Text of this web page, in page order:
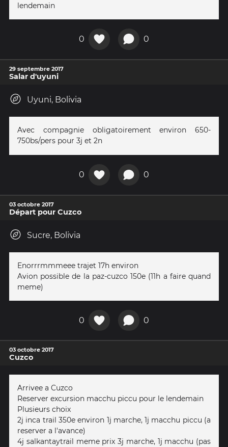
lendemain
0 0
29 septembre 2017
Salar d'uyuni
Uyuni, Bolivia
Avec compagnie obligatoirement environ 650-
750bs/pers pour 3j et 2n
0 0
03 octobre 2017
Départ pour Cuzco
Sucre, Bolivia
Enorrrmmmeee trajet 17h environ
Avion possible de la paz-cuzco 150e (11h a faire quand
meme)
0 0
03 octobre 2017
Cuzco
Arrivee a Cuzco
Reserver excursion macchu piccu pour le lendemain
Plusieurs choix
2j inca trail 350e environ 1j marche, 1j macchu piccu (a
reserver a l'avance)
4j salkantaytrail meme prix 3j marche, 1j macchu (pas